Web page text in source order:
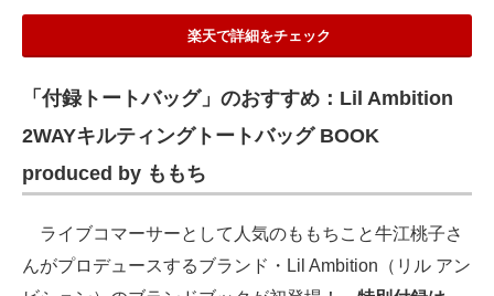
楽天で詳細をチェック
「付録トートバッグ」のおすすめ：Lil Ambition
2WAYキルティングトートバッグ BOOK
produced by ももち
ライブコマーサーとして人気のももちこと牛江桃子さ
んがプロデュースするブランド・Lil Ambition（リル アン